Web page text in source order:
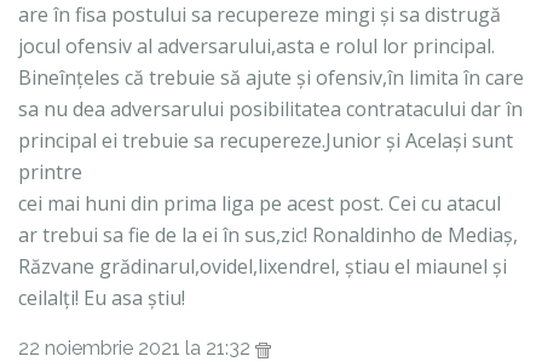
are în fisa postului sa recupereze mingi și sa distrugă
jocul ofensiv al adversarului,asta e rolul lor principal.
Bineînțeles că trebuie să ajute și ofensiv,în limita în care
sa nu dea adversarului posibilitatea contratacului dar în
principal ei trebuie sa recupereze.Junior și Același sunt
printre
cei mai huni din prima liga pe acest post. Cei cu atacul
ar trebui sa fie de la ei în sus,zic! Ronaldinho de Mediaș,
Răzvane grădinarul,ovidel,lixendrel, știau el miaunel și
ceilalți! Eu asa știu!
22 noiembrie 2021 la 21:32